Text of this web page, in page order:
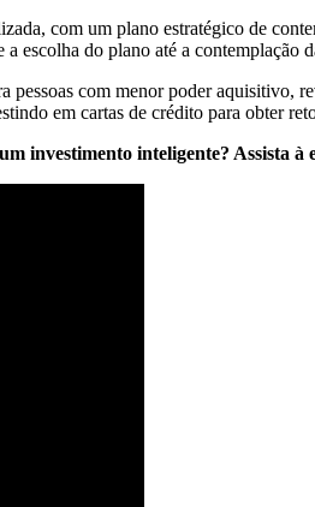
com um plano estratégico de
escolha do plano até a contemplação
pessoas com menor poder
em cartas de crédito para obter
investimento inteligente? Assista à